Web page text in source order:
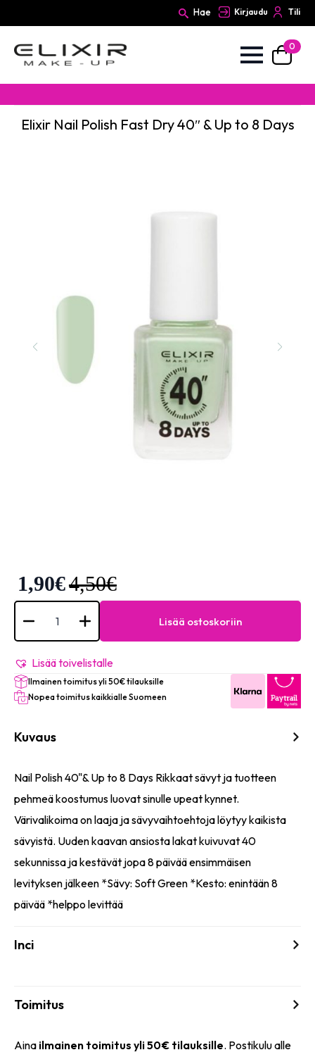
Hae Kirjaudu Tili
0
Elixir Nail Polish Fast Dry 40″ & Up to 8 Days
4,50€
1,90€
Elixir
Nail
Fast
40"
&
Up
to
8
määrä
Lisää ostoskoriin
Lisää toivelistalle
Ilmainen toimitus yli 50€ tilauksille
Nopea toimitus kaikkialle Suomeen
Kuvaus
Nail Polish 40"& Up to 8 Days Rikkaat sävyt ja tuotteen
pehmeä koostumus luovat sinulle upeat kynnet.
Värivalikoima on laaja ja sävyvaihtoehtoja löytyy kaikista
sävyistä. Uuden kaavan ansiosta lakat kuivuvat 40
sekunnissa ja kestävät jopa 8 päivää ensimmäisen
levityksen jälkeen *Sävy: Soft Green *Kesto: enintään 8
päivää *helppo levittää
Inci
Toimitus
Aina ilmainen toimitus yli 50€ tilauksille. Postikulu alle